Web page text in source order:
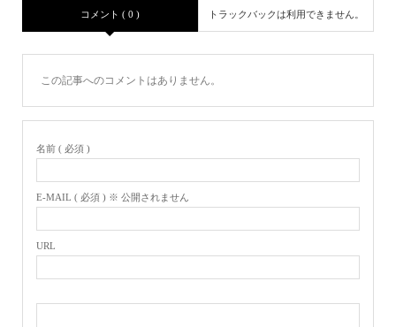
コメント ( 0 ) トラックバックは利用できません。
この記事へのコメントはありません。
名前 ( 必須 )
E-MAIL ( 必須 ) ※ 公開されません
URL